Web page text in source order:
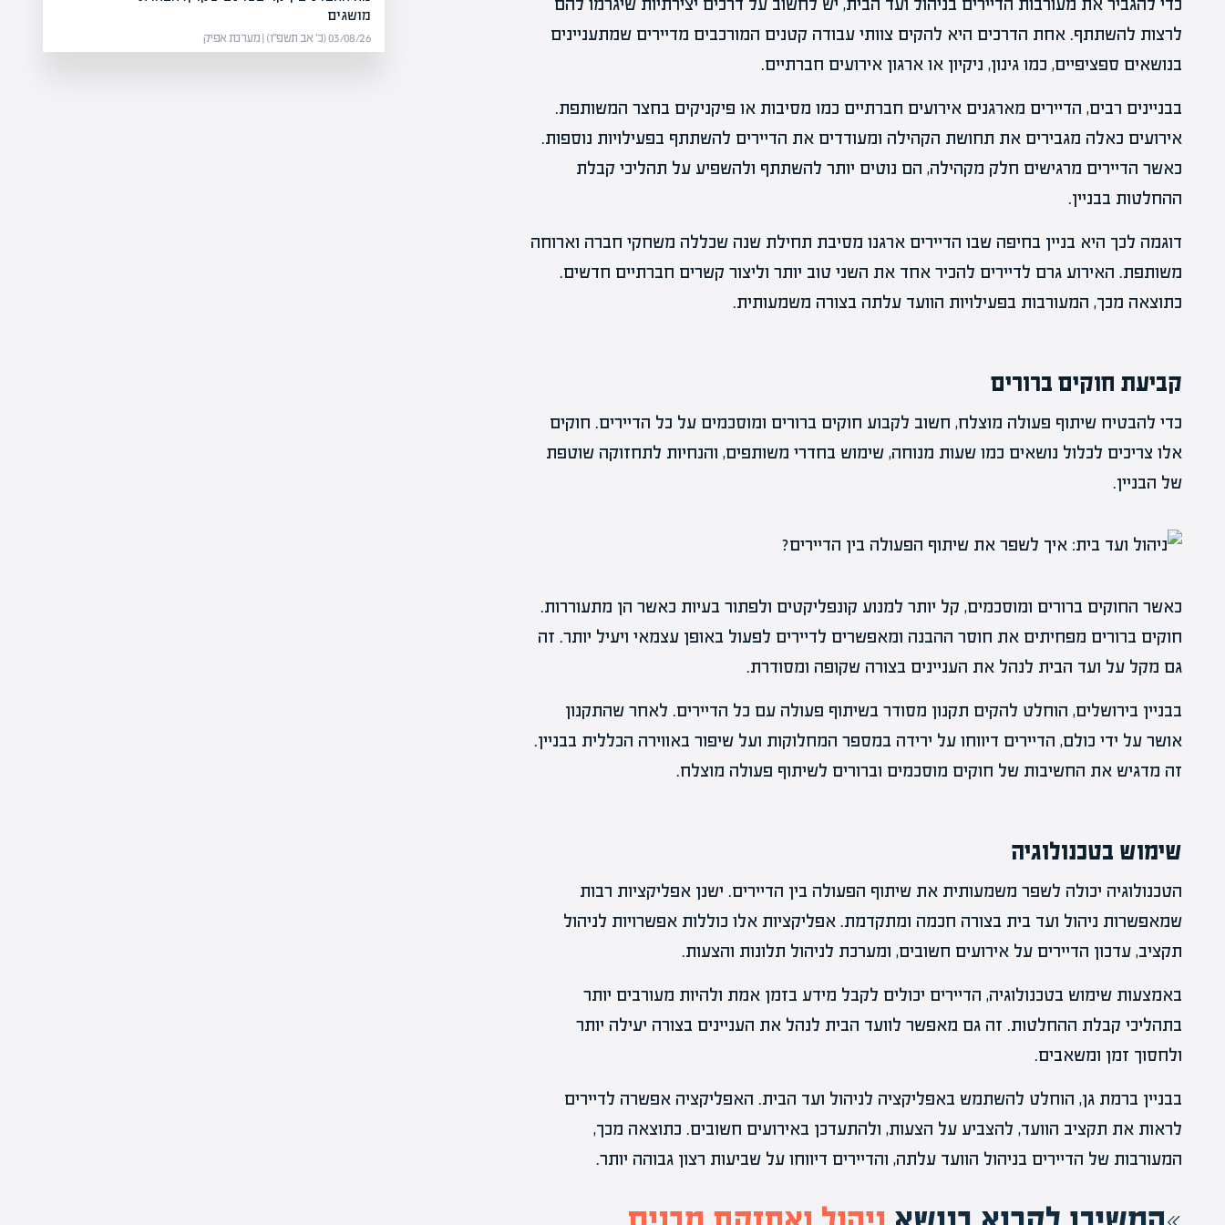
לרצות להשתתף. אחת הדרכים היא להקים צוותי עבודה קטנים המורכבים מדיירים שמתעניינים
בנושאים ספציפיים, כמו גינון, ניקיון או ארגון אירועים חברתיים.
בבניינים רבים, הדיירים מארגנים אירועים חברתיים כמו מסיבות או פיקניקים בחצר המשותפת.
אירועים כאלה מגבירים את תחושת הקהילה ומעודדים את הדיירים להשתתף בפעילויות נוספות.
כאשר הדיירים מרגישים חלק מקהילה, הם נוטים יותר להשתתף ולהשפיע על תהליכי קבלת
ההחלטות בבניין.
דוגמה לכך היא בניין בחיפה שבו הדיירים ארגנו מסיבת תחילת שנה שכללה משחקי חברה וארוחה
משותפת. האירוע גרם לדיירים להכיר אחד את השני טוב יותר וליצור קשרים חברתיים חדשים.
כתוצאה מכך, המעורבות בפעילויות הוועד עלתה בצורה משמעותית.
קביעת חוקים ברורים
כדי להבטיח שיתוף פעולה מוצלח, חשוב לקבוע חוקים ברורים ומוסכמים על כל הדיירים. חוקים
אלו צריכים לכלול נושאים כמו שעות מנוחה, שימוש בחדרי משותפים, והנחיות לתחזוקה שוטפת
של הבניין.
כאשר החוקים ברורים ומוסכמים, קל יותר למנוע קונפליקטים ולפתור בעיות כאשר הן מתעוררות.
חוקים ברורים מפחיתים את חוסר ההבנה ומאפשרים לדיירים לפעול באופן עצמאי ויעיל יותר. זה
גם מקל על ועד הבית לנהל את העניינים בצורה שקופה ומסודרת.
בבניין בירושלים, הוחלט להקים תקנון מסודר בשיתוף פעולה עם כל הדיירים. לאחר שהתקנון
אושר על ידי כולם, הדיירים דיווחו על ירידה במספר המחלוקות ועל שיפור באווירה הכללית בבניין.
זה מדגיש את החשיבות של חוקים מוסכמים וברורים לשיתוף פעולה מוצלח.
שימוש בטכנולוגיה
הטכנולוגיה יכולה לשפר משמעותית את שיתוף הפעולה בין הדיירים. ישנן אפליקציות רבות
שמאפשרות ניהול ועד בית בצורה חכמה ומתקדמת. אפליקציות אלו כוללות אפשרויות לניהול
תקציב, עדכון הדיירים על אירועים חשובים, ומערכת לניהול תלונות והצעות.
באמצעות שימוש בטכנולוגיה, הדיירים יכולים לקבל מידע בזמן אמת ולהיות מעורבים יותר
בתהליכי קבלת ההחלטות. זה גם מאפשר לוועד הבית לנהל את העניינים בצורה יעילה יותר
ולחסוך זמן ומשאבים.
בבניין ברמת גן, הוחלט להשתמש באפליקציה לניהול ועד הבית. האפליקציה אפשרה לדיירים
לראות את תקציב הוועד, להצביע על הצעות, ולהתעדכן באירועים חשובים. כתוצאה מכך,
המעורבות של הדיירים בניהול הוועד עלתה, והדיירים דיווחו על שביעות רצון גבוהה יותר.
מושגים
03/08/26 (כ׳ אב תשפ״ו) | מערכת אפיק